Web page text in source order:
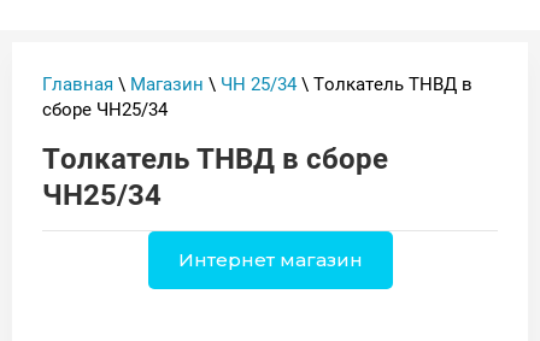
Главная \ Магазин \ ЧН 25/34\ Толкатель ТНВД в
сборе ЧН25/34
Толкатель ТНВД в сборе
ЧН25/34
Интернет магазин